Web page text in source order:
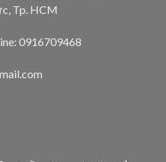
Tp. HCM
0916709468